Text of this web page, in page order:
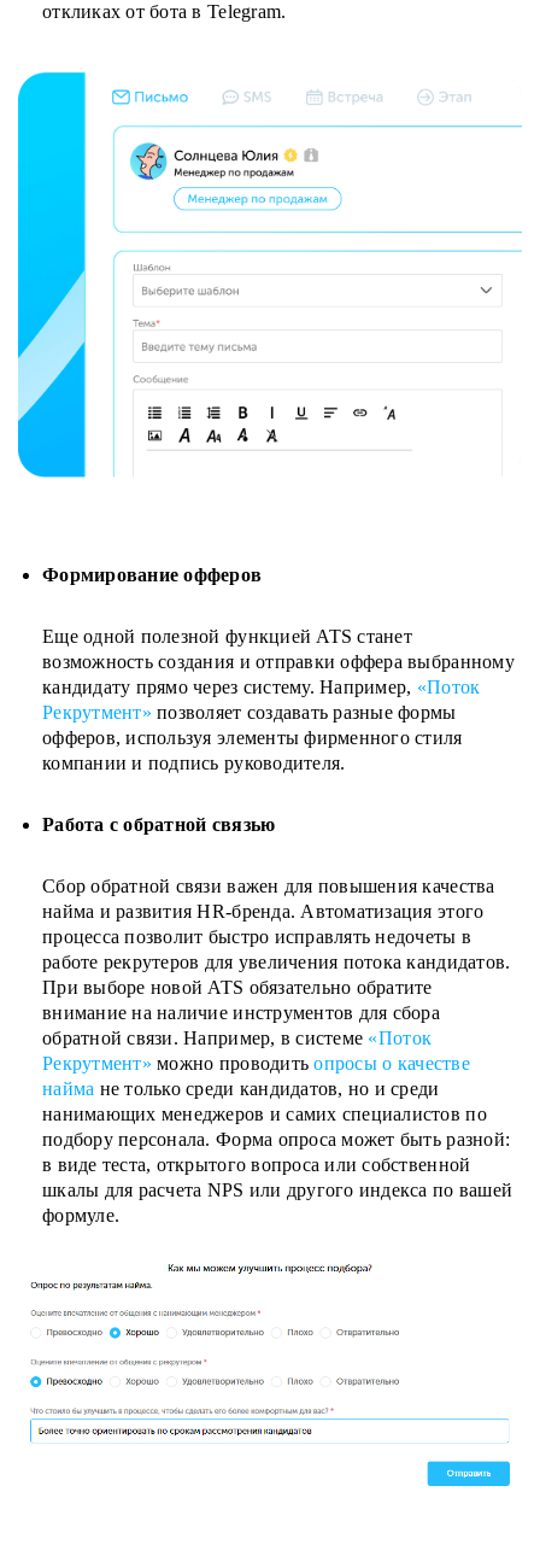
откликах от бота в Telegram.
Формирование офферов
Еще одной полезной функцией ATS станет
возможность создания и отправки оффера выбранному
кандидату прямо через систему. Например, «Поток
Рекрутмент» позволяет создавать разные формы
офферов, используя элементы фирменного стиля
компании и подпись руководителя.
Работа с обратной связью
Сбор обратной связи важен для повышения качества
найма и развития HR-бренда. Автоматизация этого
процесса позволит быстро исправлять недочеты в
работе рекрутеров для увеличения потока кандидатов.
При выборе новой ATS обязательно обратите
внимание на наличие инструментов для сбора
обратной связи.Например, в системе «Поток
Рекрутмент» можно проводитьопросы о качестве
найма не только среди кандидатов, но и среди
нанимающих менеджеров и самих специалистов по
подбору персонала. Форма опроса может быть разной:
в виде теста, открытого вопроса или собственной
шкалы для расчета NPS или другого индекса по вашей
формуле.